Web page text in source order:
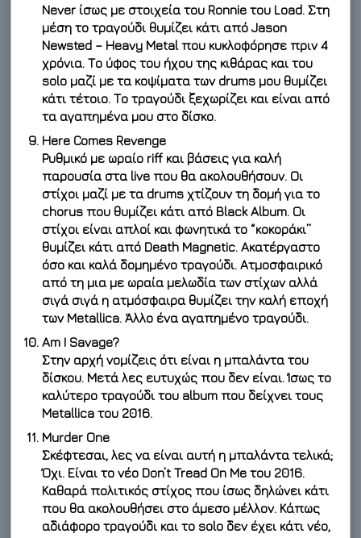
Never ίσως με στοιχεία του Ronnie του Load. Στη
μέση το τραγούδι θυμίζει κάτι από Jason
Newsted – Heavy Metal που κυκλοφόρησε πριν 4
χρόνια. Το ύφος του ήχου της κιθάρας και του
solo μαζί με τα κοψίματα των drums μου θυμίζει
κάτι τέτοιο. Το τραγούδι ξεχωρίζει και είναι από
τα αγαπημένα μου στο δίσκο.
Here Comes Revenge
Ρυθμικό με ωραίο riff και βάσεις για καλή
παρουσία στα live που θα ακολουθήσουν. Οι
στίχοι μαζί με τα drums χτίζουν τη δομή για το
chorus που θυμίζει κάτι από Black Album. Οι
στίχοι είναι απλοί και φωνητικά το “κοκοράκι”
θυμίζει κάτι από Death Magnetic. Ακατέργαστο
όσο και καλά δομημένο τραγούδι. Ατμοσφαιρικό
από τη μια με ωραία μελωδία των στίχων αλλά
σιγά σιγά η ατμόσφαιρα θυμίζει την καλή εποχή
των Metallica. Άλλο ένα αγαπημένο τραγούδι.
Am I Savage?
Στην αρχή νομίζεις ότι είναι η μπαλάντα του
δίσκου. Μετά λες ευτυχώς που δεν είναι. Ίσως το
καλύτερο τραγούδι του album που δείχνει τους
Metallica του 2016.
Murder One
Σκέφτεσαι, λες να είναι αυτή η μπαλάντα τελικά;
Όχι. Είναι το νέο Don’t Tread On Me του 2016.
Καθαρά πολιτικός στίχος που ίσως δηλώνει κάτι
που θα ακολουθήσει στο άμεσο μέλλον. Κάπως
αδιάφορο τραγούδι και το solo δεν έχει κάτι νέο,